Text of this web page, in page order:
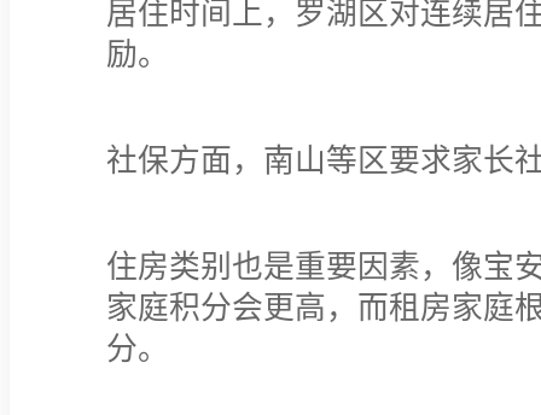
居住时间上，罗湖区对连续居
励。
社保方面，南山等区要求家长
住房类别也是重要因素，像宝
家庭积分会更高，而租房家庭
分。